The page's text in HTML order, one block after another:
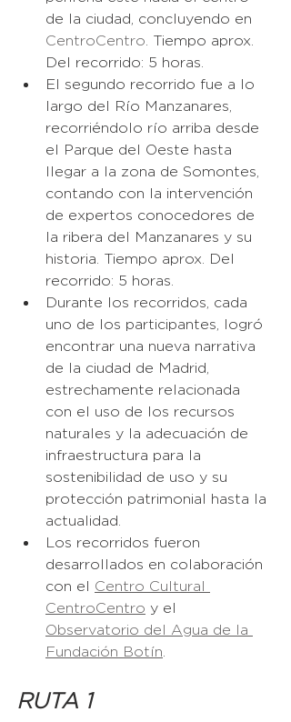
de la ciudad, concluyendo en
CentroCentro . Tiempo aprox.
Del recorrido: 5 horas.
El segundo recorrido fue a lo
largo del Río Manzanares,
recorriéndolo río arriba desde
el Parque del Oeste hasta
llegar a la zona de Somontes,
contando con la intervención
de expertos conocedores de
la ribera del Manzanares y su
historia. Tiempo aprox. Del
recorrido: 5 horas.
Durante los recorridos, cada
uno de los participantes, logró
encontrar una nueva narrativa
de la ciudad de Madrid,
estrechamente relacionada
con el uso de los recursos
naturales y la adecuación de
infraestructura para la
sostenibilidad de uso y su
protección patrimonial hasta la
actualidad.
Los recorridos fueron
desarrollados en colaboración
con el Centro Cultural
CentroCentro y el
Observatorio del Agua de la
Fundación Botín
RUTA 1